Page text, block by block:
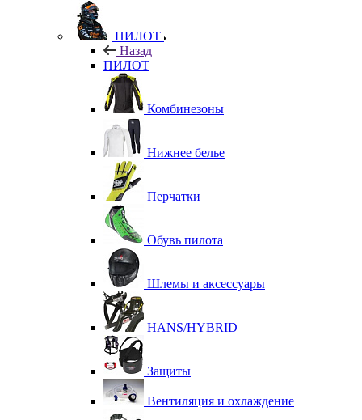
ПИЛОТ
Назад
ПИЛОТ
Комбинезоны
Нижнее белье
Перчатки
Обувь пилота
Шлемы и аксессуары
HANS/HYBRID
Защиты
Вентиляция и охлаждение